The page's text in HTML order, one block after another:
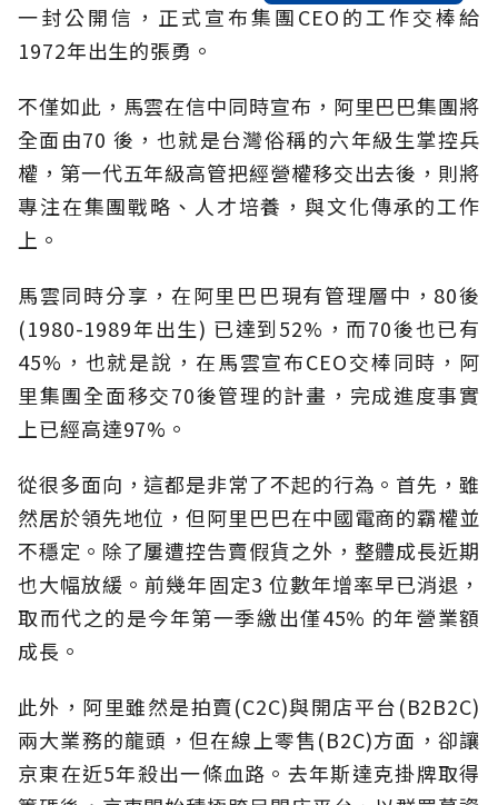
一封公開信，正式宣布集團CEO的工作交棒給
1972年出生的張勇。
不僅如此，馬雲在信中同時宣布，阿里巴巴集團將
全面由70 後，也就是台灣俗稱的六年級生掌控兵
權，第一代五年級高管把經營權移交出去後，則將
專注在集團戰略、人才培養，與文化傳承的工作
上。
馬雲同時分享，在阿里巴巴現有管理層中，80後
(1980-1989年出生) 已達到52%，而70後也已有
45%，也就是說，在馬雲宣布CEO交棒同時，阿
里集團全面移交70後管理的計畫，完成進度事實
上已經高達97%。
從很多面向，這都是非常了不起的行為。首先，雖
然居於領先地位，但阿里巴巴在中國電商的霸權並
不穩定。除了屢遭控告賣假貨之外，整體成長近期
也大幅放緩。前幾年固定3 位數年增率早已消退，
取而代之的是今年第一季繳出僅45% 的年營業額
成長。
此外，阿里雖然是拍賣(C2C)與開店平台(B2B2C)
兩大業務的龍頭，但在線上零售(B2C)方面，卻讓
京東在近5年殺出一條血路。去年斯達克掛牌取得